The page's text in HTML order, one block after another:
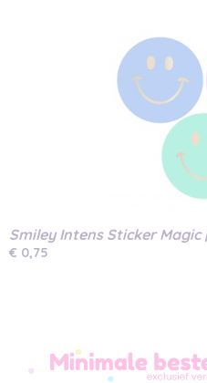
Smiley Intens Sticker Magic
€ 0,75